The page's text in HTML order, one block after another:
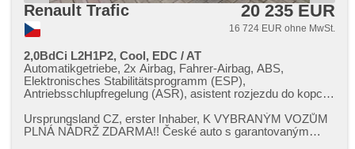
Renault Trafic 20 235 EUR
16 724 EUR ohne MwSt.
2,0BdCi L2H1P2, Cool, EDC / AT
Automatikgetriebe, 2x Airbag, Fahrer-Airbag, ABS,
Elektronisches Stabilitätsprogramm (ESP),
Antriebsschlupfregelung (ASR), asistent rozjezdu do kopce
Servolenkung, Klimaautomatik, Klimaanlage, Tempomat,
LED adaptivní světlomety, täglich Leuchten, LED denní
Ursprungsland CZ,​ erster Inhaber,​ K VYBRANÝM VOZŮM
PLNÁ NÁDRŽ ZDARMA!! České auto s garantovaným